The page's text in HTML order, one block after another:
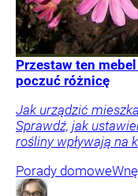
Przestaw ten
poczuć różnicę
Jak urządzić
Sprawdź, jak
rośliny wpływają na
Porady domowe